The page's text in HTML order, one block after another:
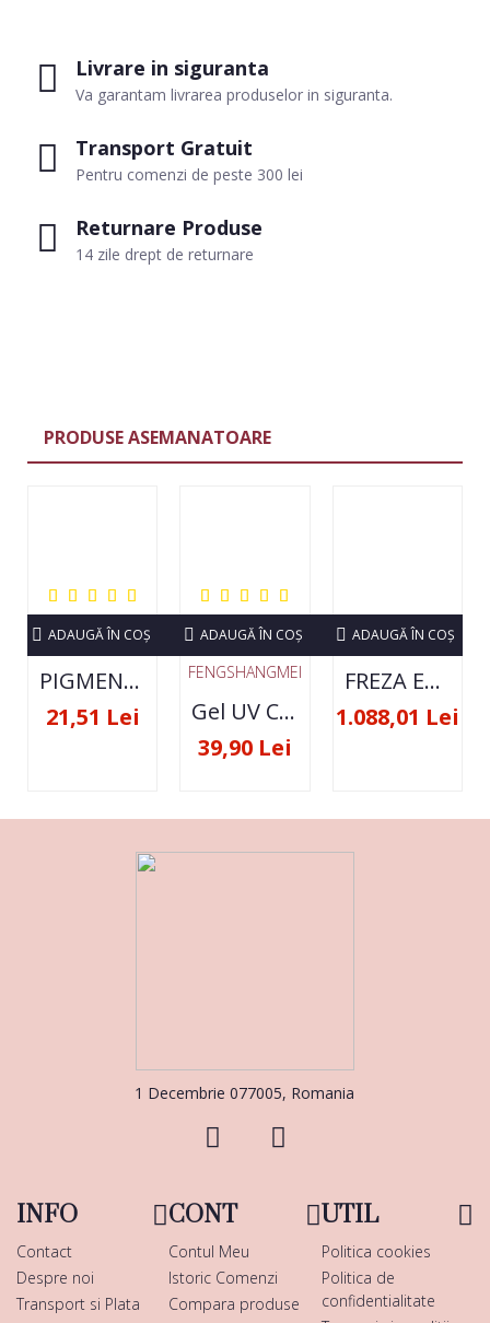
Livrare in siguranta
Va garantam livrarea produselor in siguranta.
Transport Gratuit
Pentru comenzi de peste 300 lei
Returnare Produse
14 zile drept de returnare
PRODUSE ASEMANATOARE
PIGMENT NEON SET 12 CULORI
21,51 Lei
ADAUGĂ ÎN COŞ
FENGSHANGMEI
Gel UV Constructie FSM 50ML - 07
39,90 Lei
ADAUGĂ ÎN COŞ
FREZA ELECTRICA STRONG 210 35000 RPM- ORIGINALA
1.088,01 Lei
ADAUGĂ ÎN COŞ
1 Decembrie 077005, Romania
INFO
Contact
Despre noi
Transport si Plata
CONT
Contul Meu
Istoric Comenzi
Compara produse
UTIL
Politica cookies
Politica de
confidentialitate